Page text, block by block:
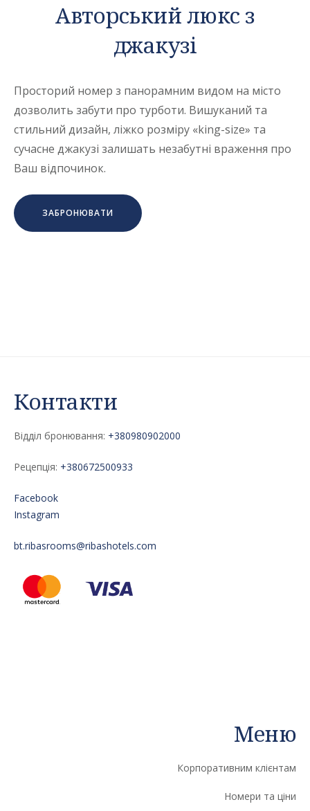
Авторський люкс з
джакузі
Просторий номер з панорамним видом на місто
дозволить забути про турботи. Вишуканий та
стильний дизайн, ліжко розміру «king-size» та
сучасне джакузі залишать незабутні враження про
Ваш відпочинок.
ЗАБРОНЮВАТИ
Контакти
Відділ бронювання: +380980902000
Рецепція: +380672500933
Facebook
Instagram
bt.ribasrooms@ribashotels.com
Меню
Корпоративним клієнтам
Номери та ціни